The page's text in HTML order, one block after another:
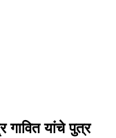
यांचे पुत्र